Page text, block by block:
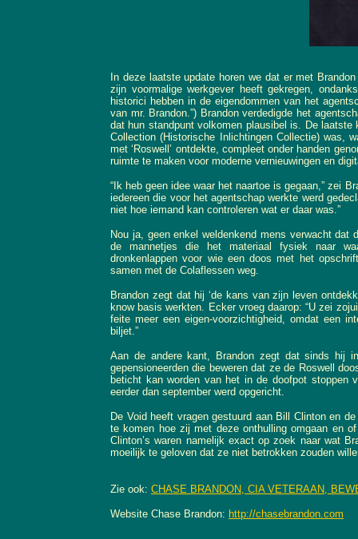
In deze laatste update horen we dat er met
zijn voormalige werkgever heeft gekregen,
historici hebben in de eigendommen van het
van mr. Brandon.”) Brandon verdedigde het
dat hun standpunt volkomen plausibel is. De
Collection (Historische Inlichtingen Collectie) was,
met ‘Roswell’ ontdekte, compleet onder handen
ruimte te maken voor moderne vernieuwingen en
“Ik heb geen idee waar het naartoe is gegaan,” zei
iedereen die voor het agentschap werkte werd
niet hoe iemand kan controleren wat er daar was.”
Nou ja, geen enkel weldenkend mens verwacht
de mannetjes die het materiaal fysiek naar
dronkenlappen voor wie een doos met het
samen met de Colaflessen weg.
Brandon zegt dat hij ‘de kans van zijn leven
know basis werkten. Ecker vroeg daarop: “U zei
feite meer een eigen-voorzichtigheid, omdat een
biljet.”
Aan de andere kant, Brandon zegt dat sinds hij
gepensioneerden die beweren dat ze de Roswell
beticht kan worden van het in de doofpot stoppen
eerder dan september werd opgericht.
De Void heeft vragen gestuurd aan Bill Clinton en
te komen hoe zij met deze onthulling omgaan en
Clinton’s waren namelijk exact op zoek naar wat
moeilijk te geloven dat ze niet betrokken zouden
Zie ook: CHASE BRANDON, CIA VETERAAN,
Website Chase Brandon: http://chasebrandon.com